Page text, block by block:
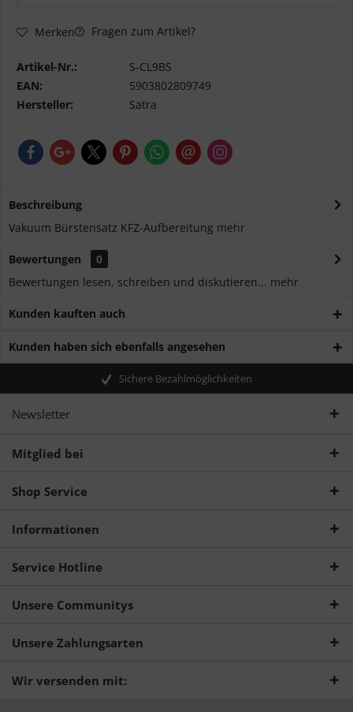
Merken Fragen zum Artikel?
Artikel-Nr.:
S-CL9BS
EAN:
5903802809749
Hersteller:
Satra
Beschreibung
Vakuum Bürstensatz KFZ-Aufbereitung mehr
Bewertungen
0
Bewertungen lesen, schreiben und diskutieren... mehr
Kunden kauften auch
Kunden haben sich ebenfalls angesehen
Sichere Bezahlmöglichkeiten
Newsletter
Mitglied bei
Shop Service
Informationen
Service Hotline
Unsere Communitys
Unsere Zahlungsarten
Wir versenden mit: